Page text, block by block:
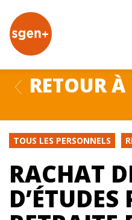
+
RETOUR À
TOUS LES PERSONNELS
RACHAT